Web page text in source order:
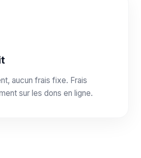
aucun frais fixe. Frais
sur les dons en ligne.